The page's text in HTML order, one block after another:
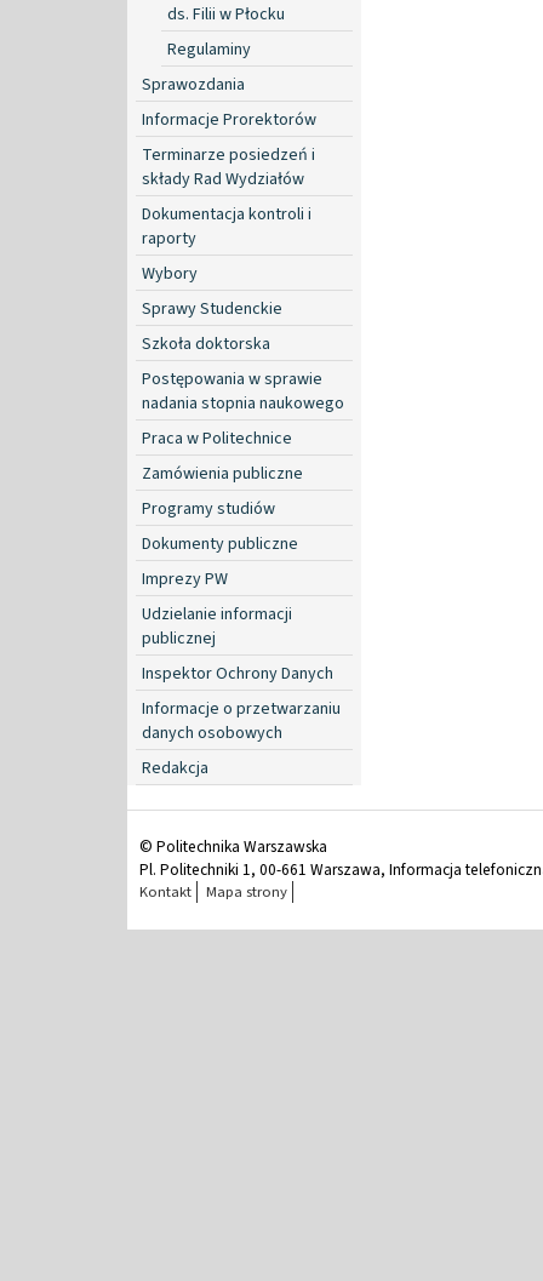
ds. Filii w Płocku
Regulaminy
Sprawozdania
Informacje Prorektorów
Terminarze posiedzeń i
składy Rad Wydziałów
Dokumentacja kontroli i
raporty
Wybory
Sprawy Studenckie
Szkoła doktorska
Postępowania w sprawie
nadania stopnia naukowego
Praca w Politechnice
Zamówienia publiczne
Programy studiów
Dokumenty publiczne
Imprezy PW
Udzielanie informacji
publicznej
Inspektor Ochrony Danych
Informacje o przetwarzaniu
danych osobowych
Redakcja
© Politechnika Warszawska
Pl. Politechniki 1, 00-661 Warszawa, Informacja
Kontakt Mapa strony